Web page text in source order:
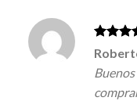
Rated5
out of